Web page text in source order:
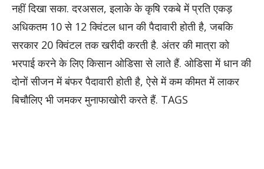
नहीं दिखा सका. दरअसल, इलाके के कृषि रकबे में प्रति एकड़
अधिकतम 10 से 12 क्विंटल धान की पैदावारी होती है, जबकि
सरकार 20 क्विंटल तक खरीदी करती है. अंतर की मात्रा को
भरपाई करने के लिए किसान ओडिसा से लाते हैं. ओडिसा में धान की
दोनों सीजन में बंफर पैदावारी होती है, ऐसे में कम कीमत में लाकर
बिचौलिए भी जमकर मुनाफाखोरी करते हैं. TAGS